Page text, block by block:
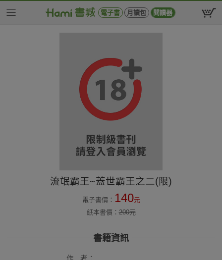
電子書 月讀包 閱讀器
流氓霸王~蓋世霸王之二(限)
電子書價： 140元
紙本書價：200元
書籍資訊